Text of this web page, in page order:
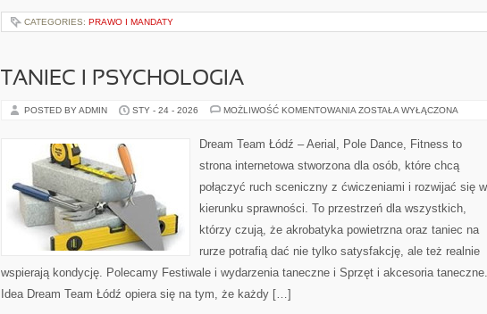
CATEGORIES: PRAWO I MANDATY
TANIEC I PSYCHOLOGIA
POSTED BY ADMIN STY - 24 - 2026 MOŻLIWOŚĆ KOMENTOWANIA TANIEC
ZOSTAŁA WYŁĄCZONA
Dream Team Łódź – Aerial, Pole Dance, Fitness to
strona internetowa stworzona dla osób, które chcą
połączyć ruch sceniczny z ćwiczeniami i rozwijać się w
kierunku sprawności. To przestrzeń dla wszystkich,
którzy czują, że akrobatyka powietrzna oraz taniec na
rurze potrafią dać nie tylko satysfakcję, ale też realnie
wspierają kondycję. Polecamy Festiwale i wydarzenia taneczne i Sprzęt i akcesoria taneczne.
Idea Dream Team Łódź opiera się na tym, że każdy […]